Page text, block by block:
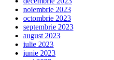
noiembrie 2023
octombrie 2023
septembrie 2023
august 2023
iulie 2023
iunie 2023